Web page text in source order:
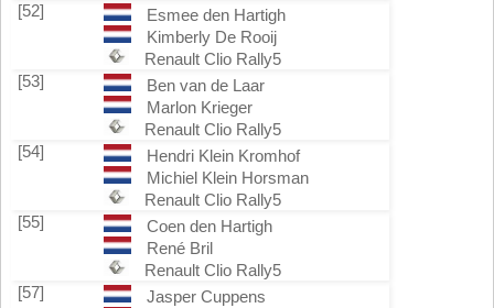
[52]
Esmee den Hartigh
Kimberly De Rooij
Renault Clio Rally5
[53]
Ben van de Laar
Marlon Krieger
Renault Clio Rally5
[54]
Hendri Klein Kromhof
Michiel Klein Horsman
Renault Clio Rally5
[55]
Coen den Hartigh
René Bril
Renault Clio Rally5
[57]
Jasper Cuppens